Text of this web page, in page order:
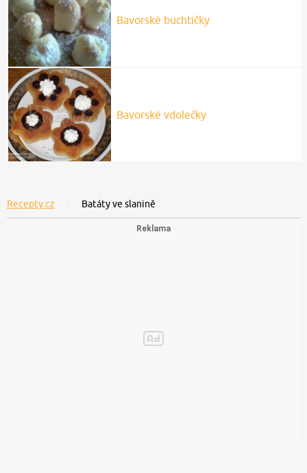
Bavorské buchtičky
Bavorské vdolečky
Recepty.cz Batáty ve slanině